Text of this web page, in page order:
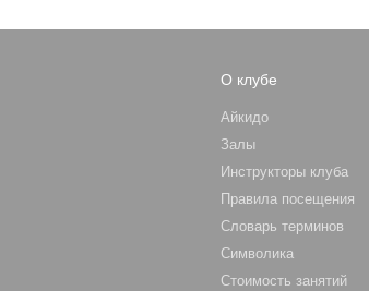
О клубе
Айкидо
Залы
Инструкторы клуба
Правила посещения
Словарь терминов
Символика
Стоимость занятий